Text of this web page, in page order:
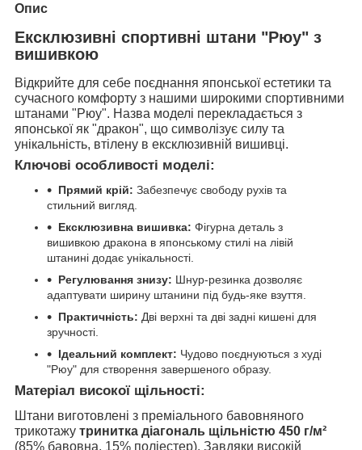
Опис
Ексклюзивні спортивні штани "Рюу" з
вишивкою
Відкрийте для себе поєднання японської естетики та
сучасного комфорту з нашими широкими спортивними
штанами "Рюу". Назва моделі перекладається з
японської як "дракон", що символізує силу та
унікальність, втілену в ексклюзивній вишивці.
Ключові особливості моделі:
Прямий крій: Забезпечує свободу рухів та
стильний вигляд.
Ексклюзивна вишивка: Фігурна деталь з
вишивкою дракона в японському стилі на лівій
штанині додає унікальності.
Регулювання знизу: Шнур-резинка дозволяє
адаптувати ширину штанини під будь-яке взуття.
Практичність: Дві верхні та дві задні кишені для
зручності.
Ідеальний комплект: Чудово поєднуються з худі
"Рюу" для створення завершеного образу.
Матеріал високої щільності:
Штани виготовлені з преміального бавовняного
трикотажу тринитка діагональ щільністю 450 г/м²
(85% бавовна, 15% поліестер). Завдяки високій